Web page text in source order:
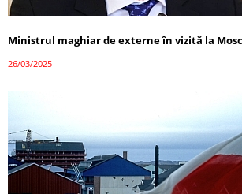
Ministrul maghiar de externe în vizită la
26/03/2025